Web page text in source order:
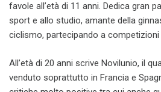
favole all’età di 11 anni. Dedica gran
sport e allo studio, amante della
ciclismo, partecipando a competizioni
All’età di 20 anni scrive Novilunio, il
venduto soprattutto in Francia e